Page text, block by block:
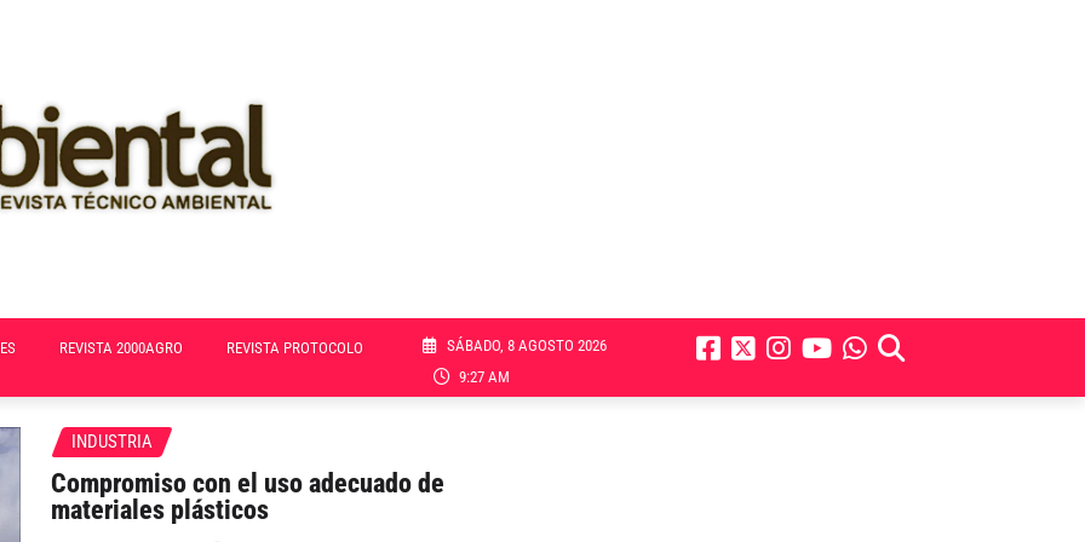
REVISTA 2000AGRO REVISTA PROTOCOLO
SÁBADO, 8 AGOSTO 2026
9:27 AM
INDUSTRIA
Compromiso con el uso adecuado de
materiales plásticos